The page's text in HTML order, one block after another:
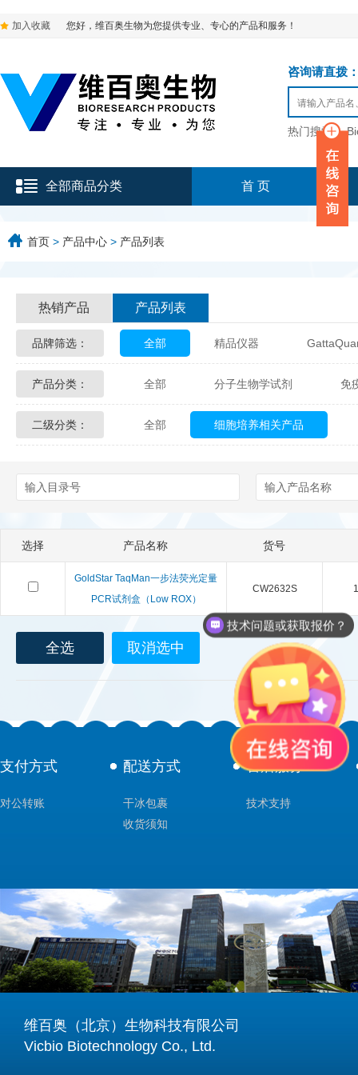
加入收藏 您好，维百奥生物为您提供专业、专心的产品和服务！
咨询请直拨
热门搜索：
全部商品分类 首 页
首页 > 产品中心 > 产品列表
热销产品 产品列表
品牌筛选： 全部 精品仪器
Glycon Biochem Sterlitech
Echelon Biosciences Verichem
Biotez Berlin Diametra
Berry & Associates Zedira
LGC Maine Standards Biolife
AbD Serotec
产品分类： 全部 分子生物学试剂 免
化学及生物化学试剂 材料学试剂
二级分类： 全部 细胞培养相关产品
选择 产品名称 货号
GoldStar TaqMan一步法荧光定量
PCR试剂盒（Low ROX）
CW2632S
全选 取消选中
支付方式
对公转账
配送方式
干冰包裹
收货须知
售后服务
技术支持
维百奥（北京）生物科技有限公司
Vicbio Biotechnology Co., Ltd.
技术问题或获取报价？